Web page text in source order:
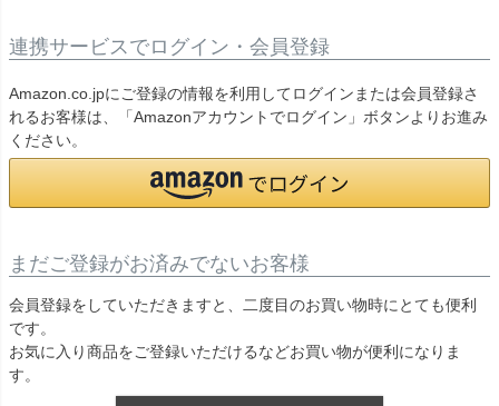
連携サービスでログイン・会員登録
Amazon.co.jpにご登録の情報を利用してログインまたは会員登録さ
れるお客様は、「Amazonアカウントでログイン」ボタンよりお進み
ください。
まだご登録がお済みでないお客様
会員登録をしていただきますと、二度目のお買い物時にとても便利
です。
お気に入り商品をご登録いただけるなどお買い物が便利になりま
す。